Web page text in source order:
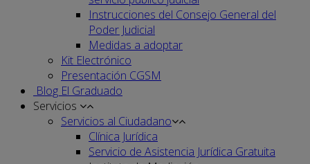
Instrucciones del Consejo General del
Poder Judicial
Medidas a adoptar
Kit Electrónico
Presentación CGSM
Blog El Graduado
Servicios
Servicios al Ciudadano
Clínica Jurídica
Servicio de Asistencia Jurídica Gratuita